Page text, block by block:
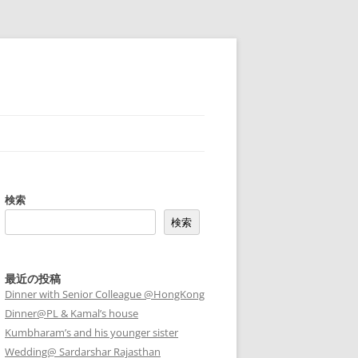
検索
検索
最近の投稿
Dinner with Senior Colleague @HongKong
Dinner@PL & Kamal’s house
Kumbharam’s and his younger sister
Wedding@ Sardarshar Rajasthan